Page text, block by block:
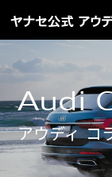
Audi
アウディ コ